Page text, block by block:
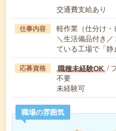
交通費支給あり
仕事内容
軽作業（仕分け・
＼生活備品付き
ている工場で「
応募資格 職種未経験OK /
不要
未経験可
職場の雰囲気